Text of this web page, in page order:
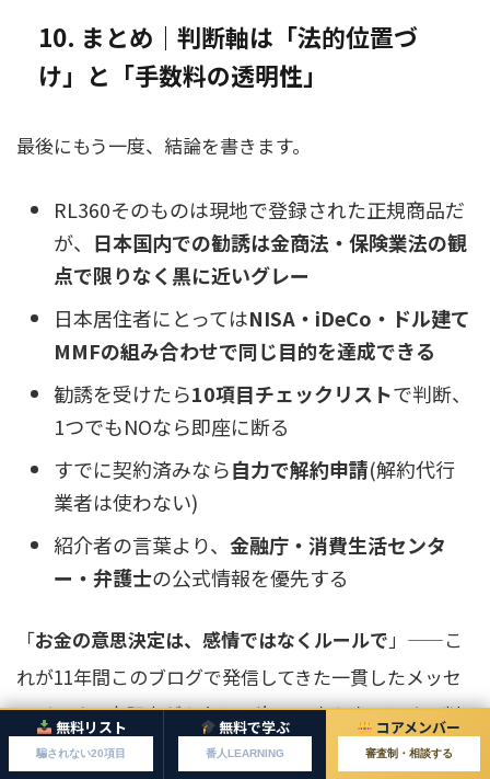
10. まとめ｜判断軸は「法的位置づ
け」と「手数料の透明性」
最後にもう一度、結論を書きます。
RL360そのものは現地で登録された正規商品だ
が、 日本国内での勧誘は金商法・保険業法の観
点で限りなく黒に近いグレー
日本居住者にとってはNISA・iDeCo・ドル建て
MMFの組み合わせで同じ目的を達成できる
勧誘を受けたら10項目チェックリストで判断、
1つでもNOなら即座に断る
すでに契約済みなら自力で解約申請(解約代行
業者は使わない)
紹介者の言葉より、 金融庁・消費生活センタ
ー・弁護士の公式情報を優先する
「お金の意思決定は、感情ではなくルールで 」——こ
れが11年間このブログで発信してきた一貫したメッセ
ージです。本記事があなたの次の一歩を守るための判
断材料になれば幸いです。
無料リスト
騙されない20項目
無料で学ぶ
番人LEARNING
コアメンバー
審査制・相談する